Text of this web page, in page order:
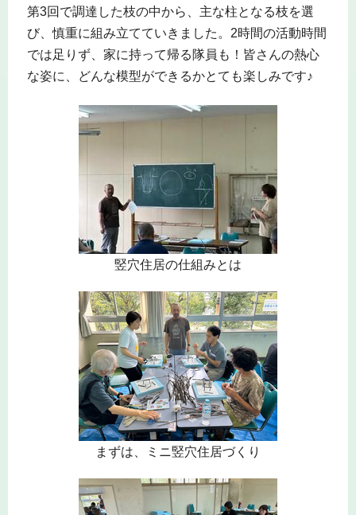
第3回で調達した枝の中から、主な柱となる枝を選
び、慎重に組み立てていきました。2時間の活動時間
では足りず、家に持って帰る隊員も！皆さんの熱心
な姿に、どんな模型ができるかとても楽しみです♪
竪穴住居の仕組みとは
まずは、ミニ竪穴住居づくり